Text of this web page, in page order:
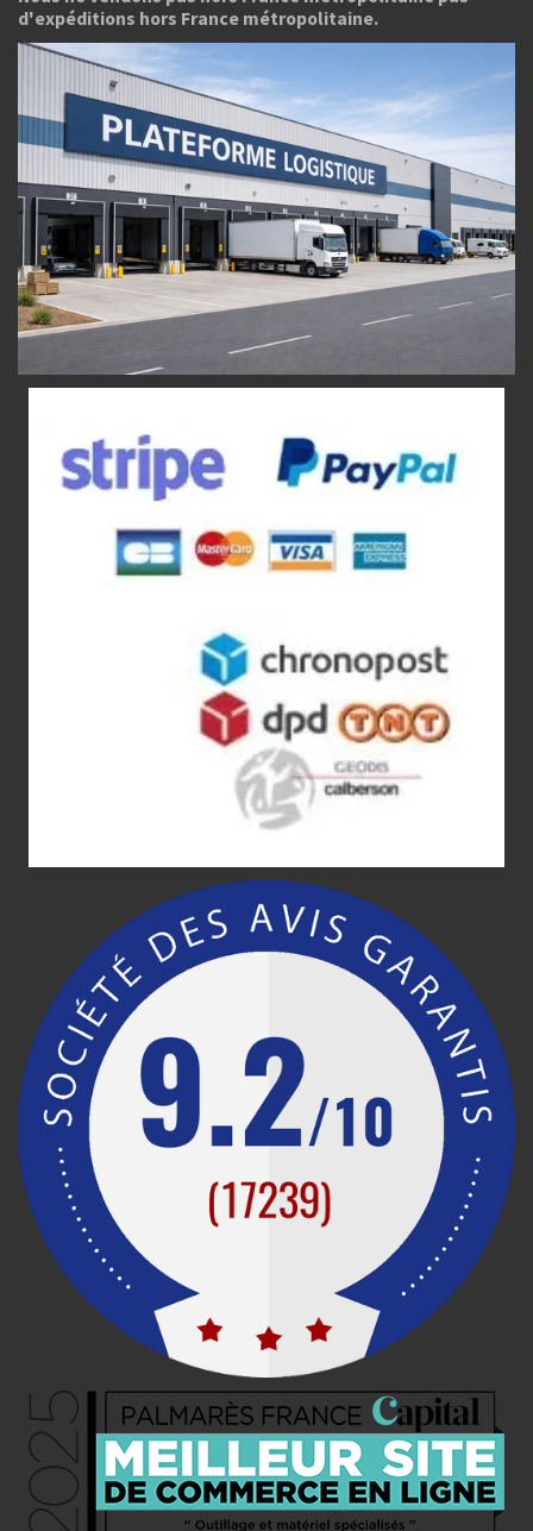
d'expéditions hors France métropolitaine.